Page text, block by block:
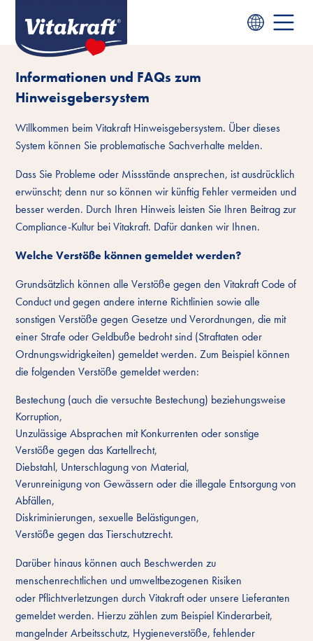
Informationen und FAQs zum
Hinweisgebersystem
Willkommen beim Vitakraft Hinweisgebersystem. Über dieses
System können Sie problematische Sachverhalte melden.
Dass Sie Probleme oder Missstände ansprechen, ist ausdrücklich
erwünscht; denn nur so können wir künftig Fehler vermeiden und
besser werden. Durch Ihren Hinweis leisten Sie Ihren Beitrag zur
Compliance-Kultur bei Vitakraft. Dafür danken wir Ihnen.
Welche Verstöße können gemeldet werden?
Grundsätzlich können alle Verstöße gegen den Vitakraft Code of
Conduct und gegen andere interne Richtlinien sowie alle
sonstigen Verstöße gegen Gesetze und Verordnungen, die mit
einer Strafe oder Geldbuße bedroht sind (Straftaten oder
Ordnungswidrigkeiten) gemeldet werden. Zum Beispiel können
die folgenden Verstöße gemeldet werden:
Bestechung (auch die versuchte Bestechung) beziehungsweise
Korruption,
Unzulässige Absprachen mit Konkurrenten oder sonstige
Verstöße gegen das Kartellrecht,
Diebstahl, Unterschlagung von Material,
Verunreinigung von Gewässern oder die illegale Entsorgung von
Abfällen,
Diskriminierungen, sexuelle Belästigungen,
Verstöße gegen das Tierschutzrecht.
Darüber hinaus können auch Beschwerden zu
menschenrechtlichen und umweltbezogenen Risiken
oder Pflichtverletzungen durch Vitakraft oder unsere Lieferanten
gemeldet werden. Hierzu zählen zum Beispiel Kinderarbeit,
mangelnder Arbeitsschutz, Hygieneverstöße, fehlender